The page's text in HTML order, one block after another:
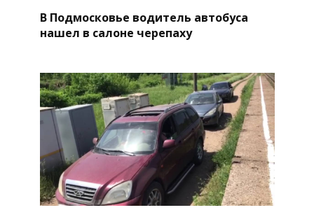
В Подмосковье водитель автобуса
нашел в салоне черепаху